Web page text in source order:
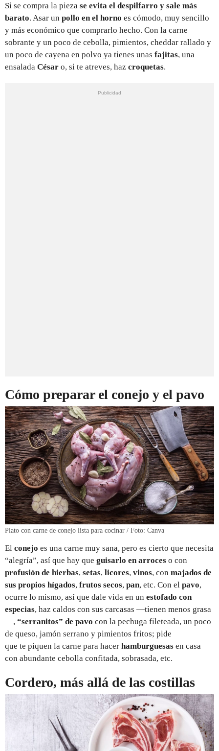
Si se compra la pieza se evita el despilfarro y sale más
barato. Asar un pollo en el horno es cómodo, muy sencillo
y más económico que comprarlo hecho. Con la carne
sobrante y un poco de cebolla, pimientos, cheddar rallado y
un poco de cayena en polvo ya tienes unas fajitas, una
ensalada César o, si te atreves, haz croquetas.
Cómo preparar el conejo y el pavo
Plato con carne de conejo lista para cocinar / Foto: Canva
El conejo es una carne muy sana, pero es cierto que necesita
“alegría”, así que hay que guisarlo en arroces o con
profusión de hierbas, setas, licores, vinos, con majados de
sus propios hígados, frutos secos, pan, etc. Con el pavo,
ocurre lo mismo, así que dale vida en un estofado con
especias, haz caldos con sus carcasas —tienen menos grasa
—, “serranitos” de pavo con la pechuga fileteada, un poco
de queso, jamón serrano y pimientos fritos; pide
que te piquen la carne para hacer hamburguesas en casa
con abundante cebolla confitada, sobrasada, etc.
Cordero, más allá de las costillas